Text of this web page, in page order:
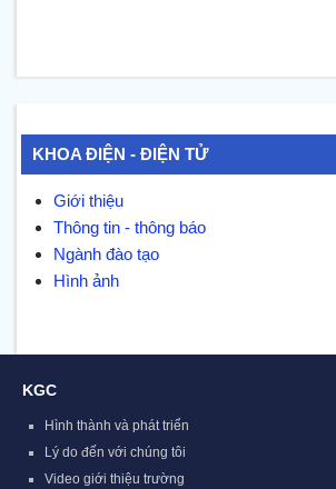
KHOA ĐIỆN - ĐIỆN TỬ
Giới thiệu
Thông tin - thông báo
Ngành đào tạo
Hình ảnh
KGC
Hình thành và phát triển
Lý do đến với chúng tôi
Video giới thiệu trường